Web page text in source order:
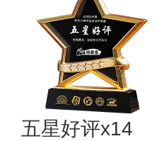
五星好评x14